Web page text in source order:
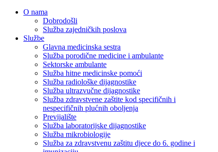
O nama
Dobrodošli
Služba zajedničkih poslova
Službe
Glavna medicinska sestra
Služba porodične medicine i ambulante
Sektorske ambulante
Služba hitne medicinske pomoći
Služba radiološke dijagnostike
Služba ultrazvučne dijagnostike
Služba zdravstvene zaštite kod specifičnih i
nespecifičnih plućnih oboljenja
Previjalište
Služba laboratorijske dijagnostike
Služba mikrobiologije
Služba za zdravstvenu zaštitu djece do 6. godine i